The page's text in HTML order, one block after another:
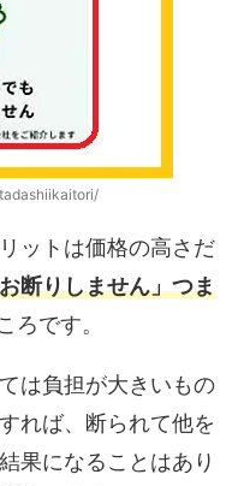
ットは価格の高さだ
断りしません」つま
ろです。
は負担が大きいもの
れば、断られて他を
果になることはあり